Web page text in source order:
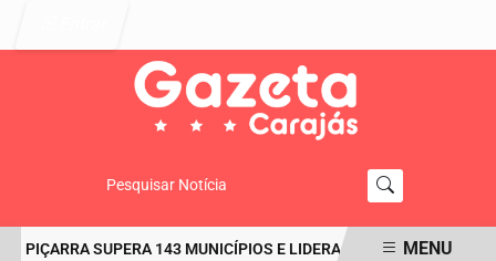
Pesquisar Notícia
SUPERA 143 MUNICÍPIOS E LIDERA O RANKING DO IDEB
MENU